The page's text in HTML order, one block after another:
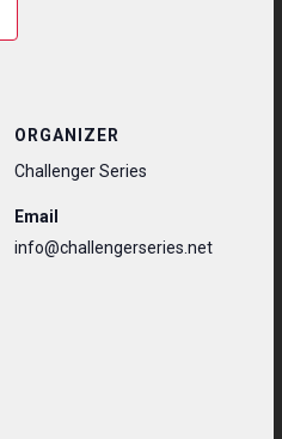
ORGANIZER
Challenger Series
Email
info@challengerseries.net